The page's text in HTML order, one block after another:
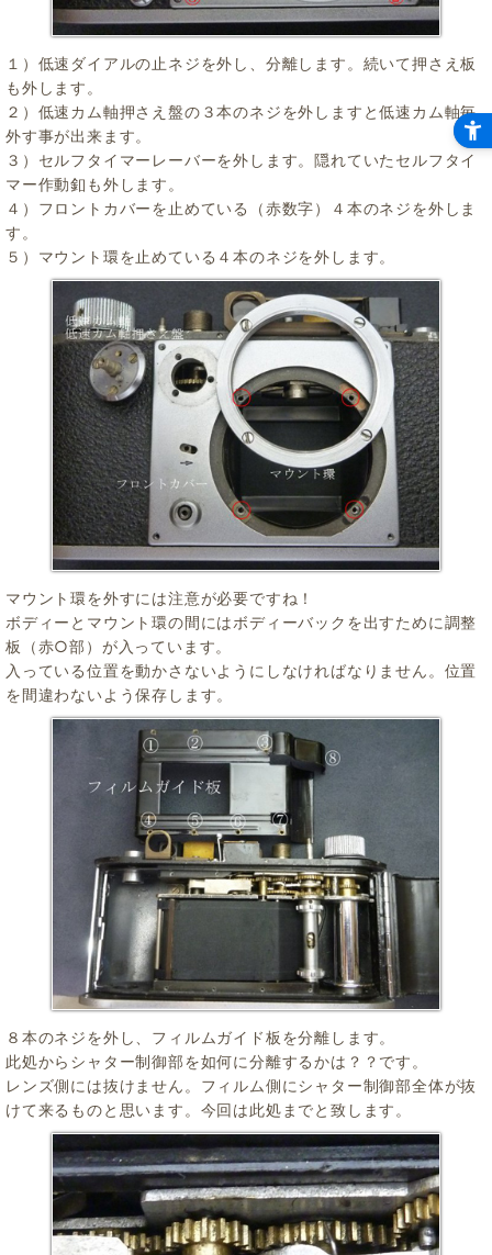
１）低速ダイアルの止ネジを外し、分離します。続いて押さえ板
も外します。
２）低速カム軸押さえ盤の３本のネジを外しますと低速カム軸毎
外す事が出来ます。
３）セルフタイマーレーバーを外します。隠れていたセルフタイ
マー作動釦も外します。
４）フロントカバーを止めている（赤数字）４本のネジを外しま
す。
５）マウント環を止めている４本のネジを外します。
マウント環を外すには注意が必要ですね！
ボディーとマウント環の間にはボディーバックを出すために調整
板（赤○部）が入っています。
入っている位置を動かさないようにしなければなりません。位置
を間違わないよう保存します。
８本のネジを外し、フィルムガイド板を分離します。
此処からシャター制御部を如何に分離するかは？？です。
レンズ側には抜けません。フィルム側にシャター制御部全体が抜
けて来るものと思います。今回は此処までと致します。